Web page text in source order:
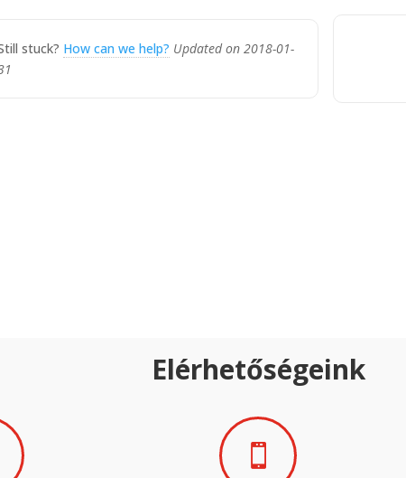
stuck? How can we help? Updated on 2018-01-
Elérhetőségeink
